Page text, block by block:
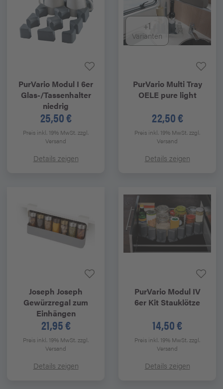
PurVario Modul I 6er
Glas-/Tassenhalter
niedrig
25,50 €
Preis inkl. 19% MwSt.zzgl.
Versand
Details zeigen
+1
Varianten
PurVarioMulti Tray
OELE pure light
22,50 €
Preis inkl. 19% MwSt.zzgl.
Versand
Details zeigen
Joseph Joseph
Gewürzregal zum
Einhängen
21,95 €
Preis inkl. 19% MwSt.zzgl.
Versand
Details zeigen
PurVarioModul IV
6er Kit Stauklötze
14,50 €
Preis inkl. 19% MwSt.zzgl.
Versand
Details zeigen